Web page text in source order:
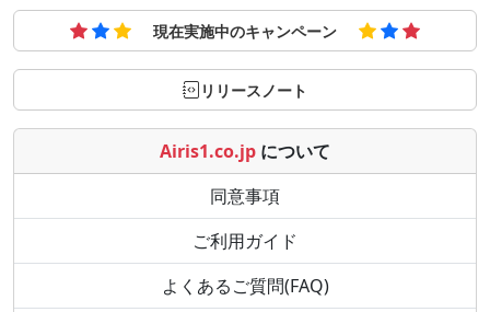
現在実施中のキャンペーン
リリースノート
Airis1.co.jp について
同意事項
ご利用ガイド
よくあるご質問(FAQ)